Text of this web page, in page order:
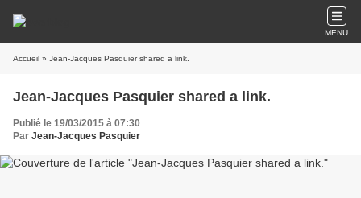
MENU
Accueil » Jean-Jacques Pasquier shared a link.
Jean-Jacques Pasquier shared a link.
Publié le 19/03/2015 à 07:30
Par Jean-Jacques Pasquier